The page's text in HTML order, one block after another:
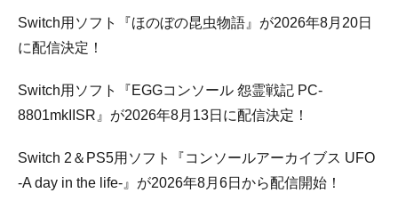
Switch用ソフト『ほのぼの昆虫物語』が2026年8月20日
に配信決定！
Switch用ソフト『EGGコンソール 怨霊戦記 PC-
8801mkIISR』が2026年8月13日に配信決定！
Switch 2＆PS5用ソフト『コンソールアーカイブス UFO
-A day in the life-』が2026年8月6日から配信開始！